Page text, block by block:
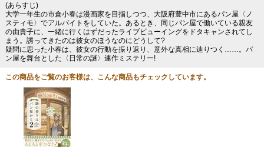
(あらすじ)
大学一年生の市倉小春は漫画家を目指しつつ、大阪府豊中市にあるパン屋〈ノ
スティモ〉でアルバイトをしていた。あるとき、同じパン屋で働いている親友
の由貴子に、一緒に行くはずだったライブビューイングをドタキャンされてし
まう。誘ってきたのは彼女のほうなのにどうして?
疑問に思った小春は、彼女の行動を振り返り、意外な真相に辿りつく……。パ
ン屋を舞台とした〈日常の謎〉連作ミステリー!
この商品をご覧のお客様は、こんな商品もチェックしています。